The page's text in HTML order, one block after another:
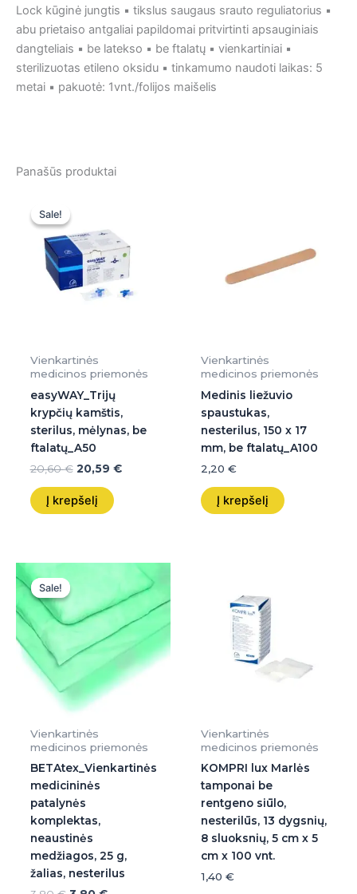
Lock kūginė jungtis ▪ tikslus saugaus srauto reguliatorius ▪
abu prietaiso antgaliai papildomai pritvirtinti apsauginiais
dangteliais ▪ be latekso ▪ be ftalatų ▪ vienkartiniai ▪
sterilizuotas etileno oksidu ▪ tinkamumo naudoti laikas: 5
metai ▪ pakuotė: 1vnt./folijos maišelis
Panašūs produktai
Sale!
Sale!
Vienkartinės
medicinos priemonės
easyWAY_Trijų
krypčių kamštis,
sterilus, mėlynas, be
ftalatų_A50
20,60€
20,60 €.
20,59 €
20,59 €.
Į krepšelį
Vienkartinės
medicinos priemonės
Medinis liežuvio
spaustukas,
nesterilus, 150 x 17
mm, be ftalatų_A100
2,20 €
Į krepšelį
Sale!
Sale!
Vienkartinės
medicinos priemonės
BETAtex_Vienkartinės
medicininės
patalynės
komplektas,
neaustinės
medžiagos, 25 g,
žalias, nesterilus
price
was:
3,80 €.
Current
is:
3,80 €.
Vienkartinės
medicinos priemonės
KOMPRI lux Marlės
tamponai be
rentgeno siūlo,
nesterilūs, 13 dygsnių,
8 sluoksnių, 5 cm x 5
cm x 100 vnt.
1,40 €